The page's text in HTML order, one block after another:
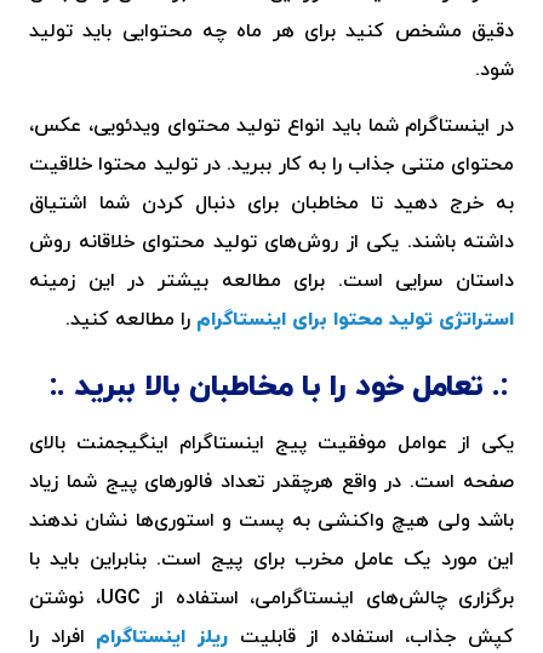
دقیق مشخص کنید برای هر ماه چه محتوایی باید تولید
شود.
در اینستاگرام شما باید انواع تولید محتوای ویدئویی، عکس،
محتوای متنی جذاب را به کار ببرید. در تولید محتوا خلاقیت
به خرج دهید تا مخاطبان برای دنبال کردن شما اشتیاق
داشته باشند. یکی از روش‌های تولید محتوای خلاقانه روش
داستان سرایی است. برای مطالعه بیشتر در این زمینه
استراتژی تولید محتوا برای اینستاگرام را مطالعه کنید.
تعامل خود را با مخاطبان بالا ببرید
یکی از عوامل موفقیت پیج اینستاگرام اینگیجمنت بالای
صفحه است. در واقع هرچقدر تعداد فالورهای پیج شما زیاد
باشد ولی هیچ واکنشی به پست و استوری‌ها نشان ندهند
این مورد یک عامل مخرب برای پیج است. بنابراین باید با
برگزاری چالش‌های اینستاگرامی، استفاده از UGC، نوشتن
کپش جذاب، استفاده از قابلیتریلز اینستاگرام افراد را